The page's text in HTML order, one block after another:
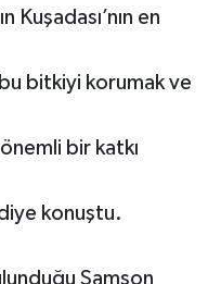
Kuşadası’nın en
bitkiyi korumak ve
bir katkı
konuştu.
Samson